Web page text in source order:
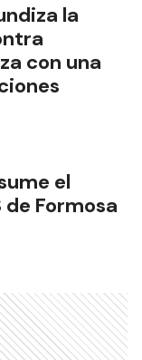
la
con una
el
de Formosa